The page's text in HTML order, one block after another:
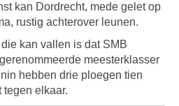
kan Dordrecht, mede gelet op
rustig achterover leunen.
kan vallen is dat SMB
meesterklasser
hebben drie ploegen tien
tegen elkaar.